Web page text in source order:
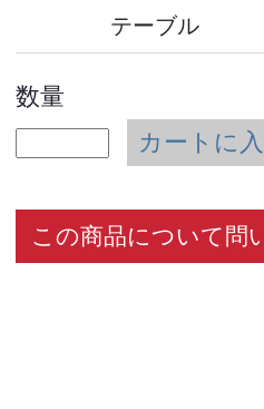
テーブル
数量
カートに
この商品について問